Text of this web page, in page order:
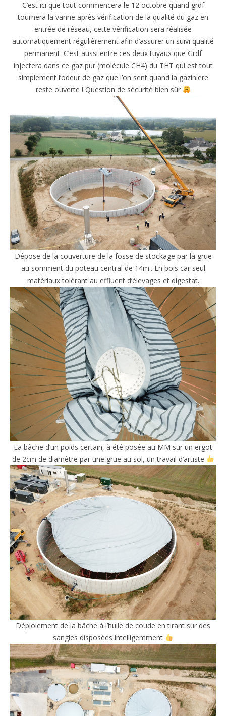
C’est ici que tout commencera le 12 octobre quand grdf
tournera la vanne après vérification de la qualité du gaz en
entrée de réseau, cette vérification sera réalisée
automatiquement régulièrement afin d’assurer un suivi qualité
permanent. C’est aussi entre ces deux tuyaux que Grdf
injectera dans ce gaz pur (molécule CH4) du THT qui est tout
simplement l’odeur de gaz que l’on sent quand la gaziniere
reste ouverte ! Question de sécurité bien sûr
Dépose de la couverture de la fosse de stockage par la grue
au somment du poteau central de 14m.. En bois car seul
matériaux tolérant au effluent d’élevages et digestat.
La bâche d’un poids certain, à été posée au MM sur un ergot
de 2cm de diamètre par une grue au sol, un travail d’artiste
Déploiement de la bâche à l’huile de coude en tirant sur des
sangles disposées intelligemment